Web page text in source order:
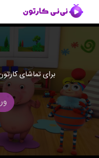
برای تماشای